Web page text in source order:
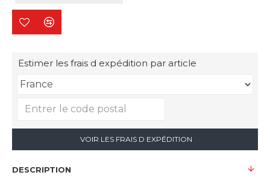
Estimer les frais d expédition par article
VOIR LES FRAIS D EXPÉDITION
DESCRIPTION